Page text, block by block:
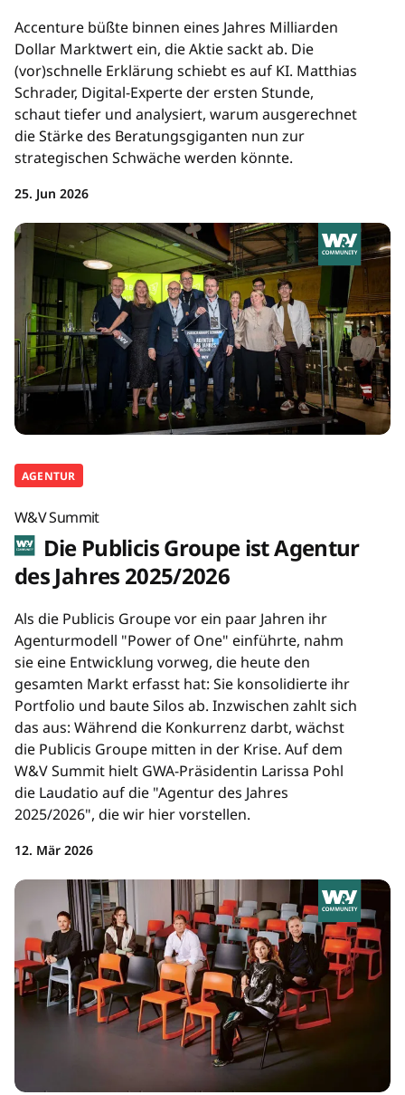
Accenture büßte binnen eines Jahres Milliarden
Dollar Marktwert ein, die Aktie sackt ab. Die
(vor)schnelle Erklärung schiebt es auf KI. Matthias
Schrader, Digital-Experte der ersten Stunde,
schaut tiefer und analysiert, warum ausgerechnet
die Stärke des Beratungsgiganten nun zur
strategischen Schwäche werden könnte.
25. Jun 2026
AGENTUR
W&V Summit
Die Publicis Groupe ist Agentur
des Jahres 2025/2026
Als die Publicis Groupe vor ein paar Jahren ihr
Agenturmodell "Power of One" einführte, nahm
sie eine Entwicklung vorweg, die heute den
gesamten Markt erfasst hat: Sie konsolidierte ihr
Portfolio und baute Silos ab. Inzwischen zahlt sich
das aus: Während die Konkurrenz darbt, wächst
die Publicis Groupe mitten in der Krise. Auf dem
W&V Summit hielt GWA-Präsidentin Larissa Pohl
die Laudatio auf die "Agentur des Jahres
2025/2026", die wir hier vorstellen.
12. Mär 2026